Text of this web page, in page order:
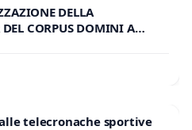
DELLA
DEL CORPUS DOMINI A
telecronache sportive